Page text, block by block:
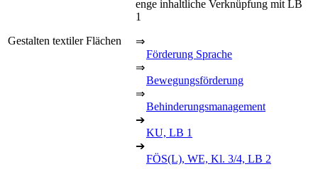
Gestalten textiler Flächen
enge inhaltliche Verknüpfung mit LB
1
⇒
Förderung Sprache
⇒
Bewegungsförderung
⇒
Behinderungsmanagement
➔
KU, LB 1
➔
FÖS(L), WE, Kl. 3/4, LB 2